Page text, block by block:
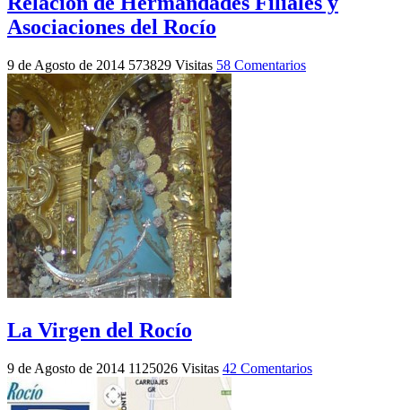
Asociaciones del Rocío
9 de Agosto de 2014 573829 Visitas 58 Comentarios
La Virgen del Rocío
9 de Agosto de 2014 1125026 Visitas 42 Comentarios